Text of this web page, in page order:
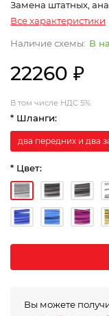
Замена штатных,
Все характеристики
В
22260 ₽
В том числе НДС 5%
* Шланги:
два передних и два
* Цвет:
Вы можете